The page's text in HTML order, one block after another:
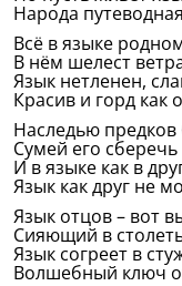
Народа
Всё в языке
В нём шелест
Язык нетленен,
Красив и горд как
Наследью предков
Сумей его
И в языке как в
Язык как друг не
Язык отцов – вот
Сияющий в
Язык согреет в
Волшебный ключ